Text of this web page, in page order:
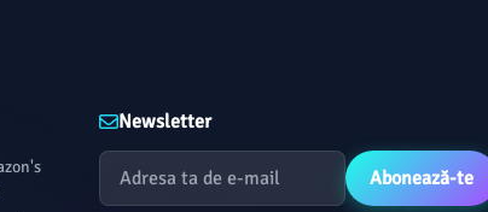
Newsletter
Abonează-te